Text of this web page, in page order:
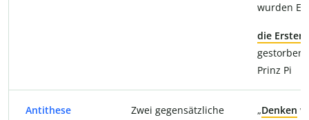
wurden
die Ersten
Prinz Pi
Antithese
Zwei gegensätzliche
„Denken